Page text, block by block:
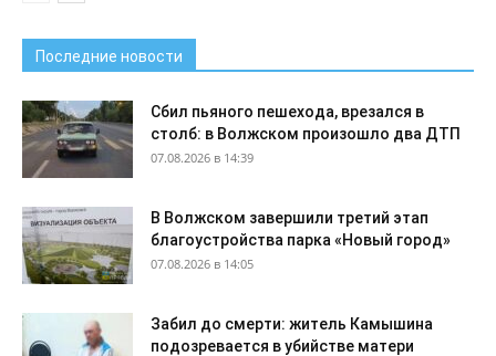
Последние новости
Сбил пьяного пешехода, врезался в
столб: в Волжском произошло два ДТП
07.08.2026 в 14:39
В Волжском завершили третий этап
благоустройства парка «Новый город»
07.08.2026 в 14:05
Забил до смерти: житель Камышина
подозревается в убийстве матери